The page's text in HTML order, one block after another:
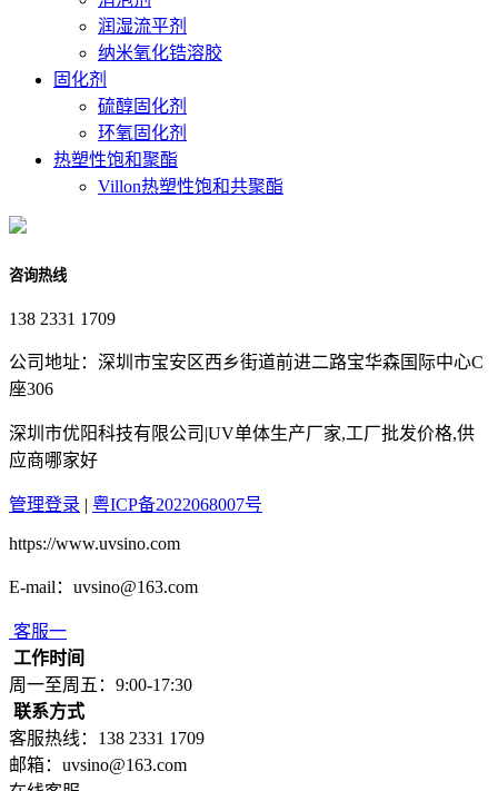
润湿流平剂
纳米氧化锆溶胶
固化剂
硫醇固化剂
环氧固化剂
热塑性饱和聚酯
Villon热塑性饱和共聚酯
咨询热线
138 2331 1709
公司地址：深圳市宝安区西乡街道前进二路宝华森国际中心C
座306
深圳市优阳科技有限公司|UV单体生产厂家,工厂批发价格,供
应商哪家好
管理登录 | 粤ICP备2022068007号
https://www.uvsino.com
E-mail：uvsino@163.com
客服一
工作时间
周一至周五：9:00-17:30
联系方式
客服热线：138 2331 1709
邮箱：uvsino@163.com